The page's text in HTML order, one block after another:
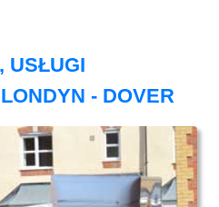
USŁUGI
- DOVER